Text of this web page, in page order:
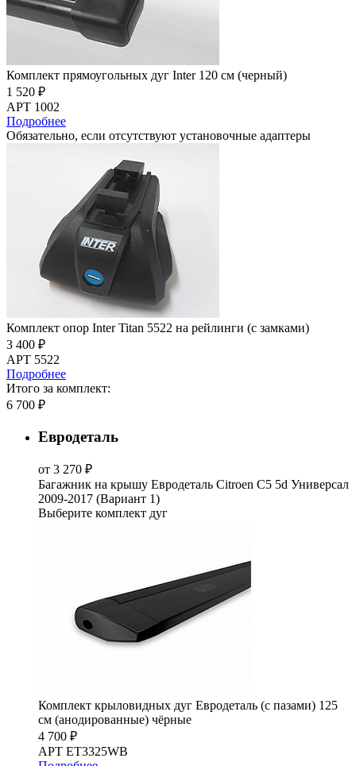
Комплект прямоугольных дуг Inter 120 см (черный)
1 520 ₽
АРТ 1002
Подробнее
Обязательно, если отсутствуют установочные адаптеры
Комплект опор Inter Titan 5522 на рейлинги (с замками)
3 400 ₽
АРТ 5522
Подробнее
Итого за комплект:
6 700 ₽
Евродеталь
от 3 270 ₽
Багажник на крышу Евродеталь Citroen C5 5d Универсал
2009-2017 (Вариант 1)
Выберите комплект дуг
Комплект крыловидных дуг Евродеталь (с пазами) 125
см (анодированные) чёрные
4 700 ₽
АРТ ET3325WB